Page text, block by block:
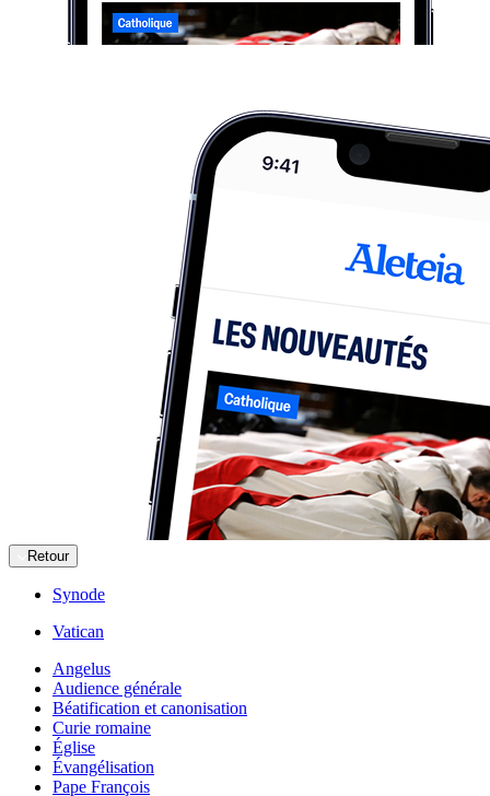
Retour
Synode
Vatican
Angelus
Audience générale
Béatification et canonisation
Curie romaine
Église
Évangélisation
Pape François